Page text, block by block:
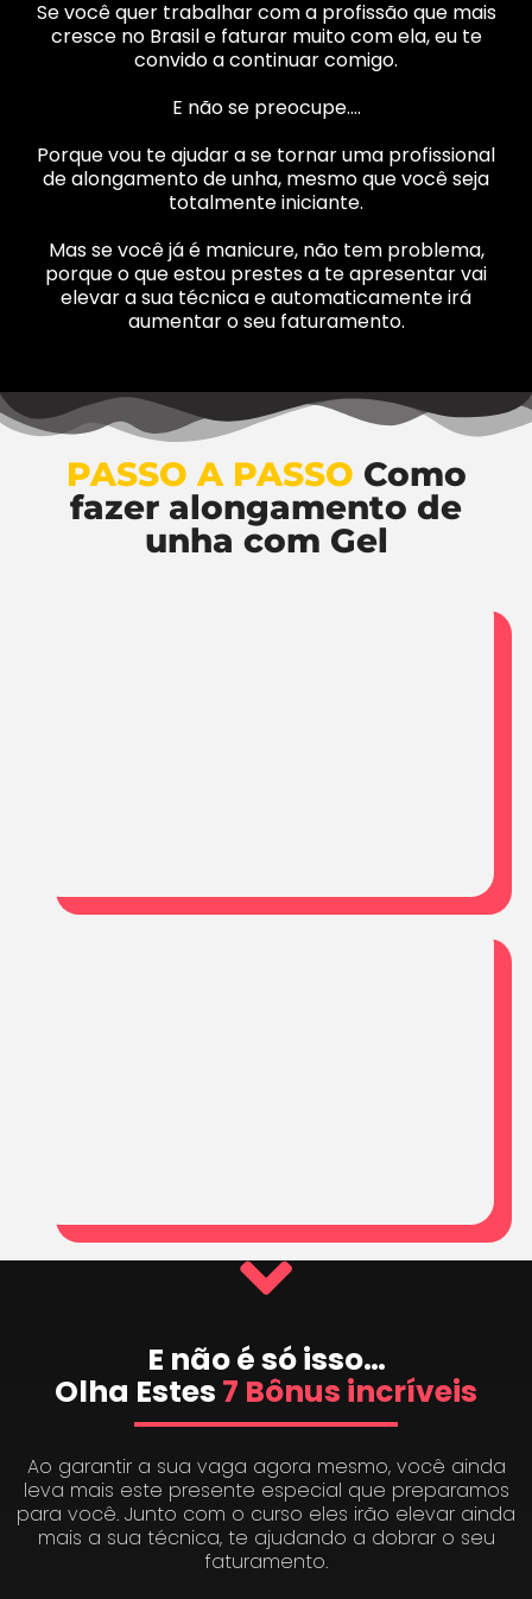
Se você quer trabalhar com a profissão que mais
cresce no Brasil e faturar muito com ela, eu te
convido a continuar comigo.
E não se preocupe….
Porque vou te ajudar a se tornar uma profissional
de alongamento de unha, mesmo que você seja
totalmente iniciante.
Mas se você já é manicure, não tem problema,
porque o que estou prestes a te apresentar vai
elevar a sua técnica e automaticamente irá
aumentar o seu faturamento.
PASSO A PASSO Como
fazer alongamento de
unha com Gel
E não é só isso…
Olha Estes 7 Bônus incríveis
Ao garantir a sua vaga agora mesmo, você ainda
leva mais este presente especial que preparamos
para você. Junto com o curso eles irão elevar ainda
mais a sua técnica, te ajudando a dobrar o seu
faturamento.